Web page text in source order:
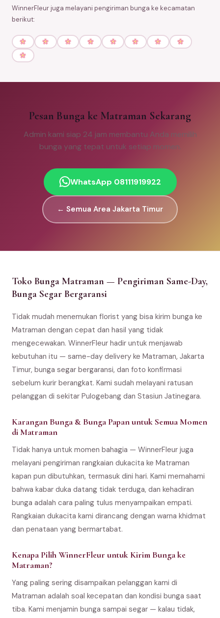
WinnerFleur juga melayani pengiriman bunga ke kecamatan
berikut:
Pesan Bunga ke Matraman Sekarang
Admin kami siap 24 jam membantu Anda memilih
bunga yang tepat untuk setiap momen.
WhatsApp 08111919922
← Semua Area Jakarta Timur
Toko Bunga Matraman — Pengiriman Same-Day,
Bunga Segar Bergaransi
Tidak mudah menemukan florist yang bisa kirim bunga ke
Matraman dengan cepat dan hasil yang tidak
mengecewakan. WinnerFleur hadir untuk menjawab
kebutuhan itu — same-day delivery ke Matraman, Jakarta
Timur, bunga segar bergaransi, dan foto konfirmasi
sebelum kurir berangkat. Kami sudah melayani ratusan
pelanggan di sekitar Pulogebang dan Stasiun Jatinegara.
Karangan Bunga & Bunga Papan untuk Semua Momen
di Matraman
Tidak hanya untuk momen bahagia — WinnerFleur juga
melayani pengiriman rangkaian dukacita ke Matraman
kapan pun dibutuhkan, termasuk dini hari. Kami memahami
bahwa kabar duka datang tidak terduga, dan kehadiran
bunga adalah cara paling tulus menyampaikan empati.
Rangkaian dukacita kami dirancang dengan warna khidmat
dan penataan yang bermartabat.
Kenapa Pilih WinnerFleur untuk Kirim Bunga ke
Matraman?
Yang paling sering disampaikan pelanggan kami di
Matraman adalah soal kecepatan dan kondisi bunga saat
tiba. Kami menjamin bunga sampai segar — kalau tidak,